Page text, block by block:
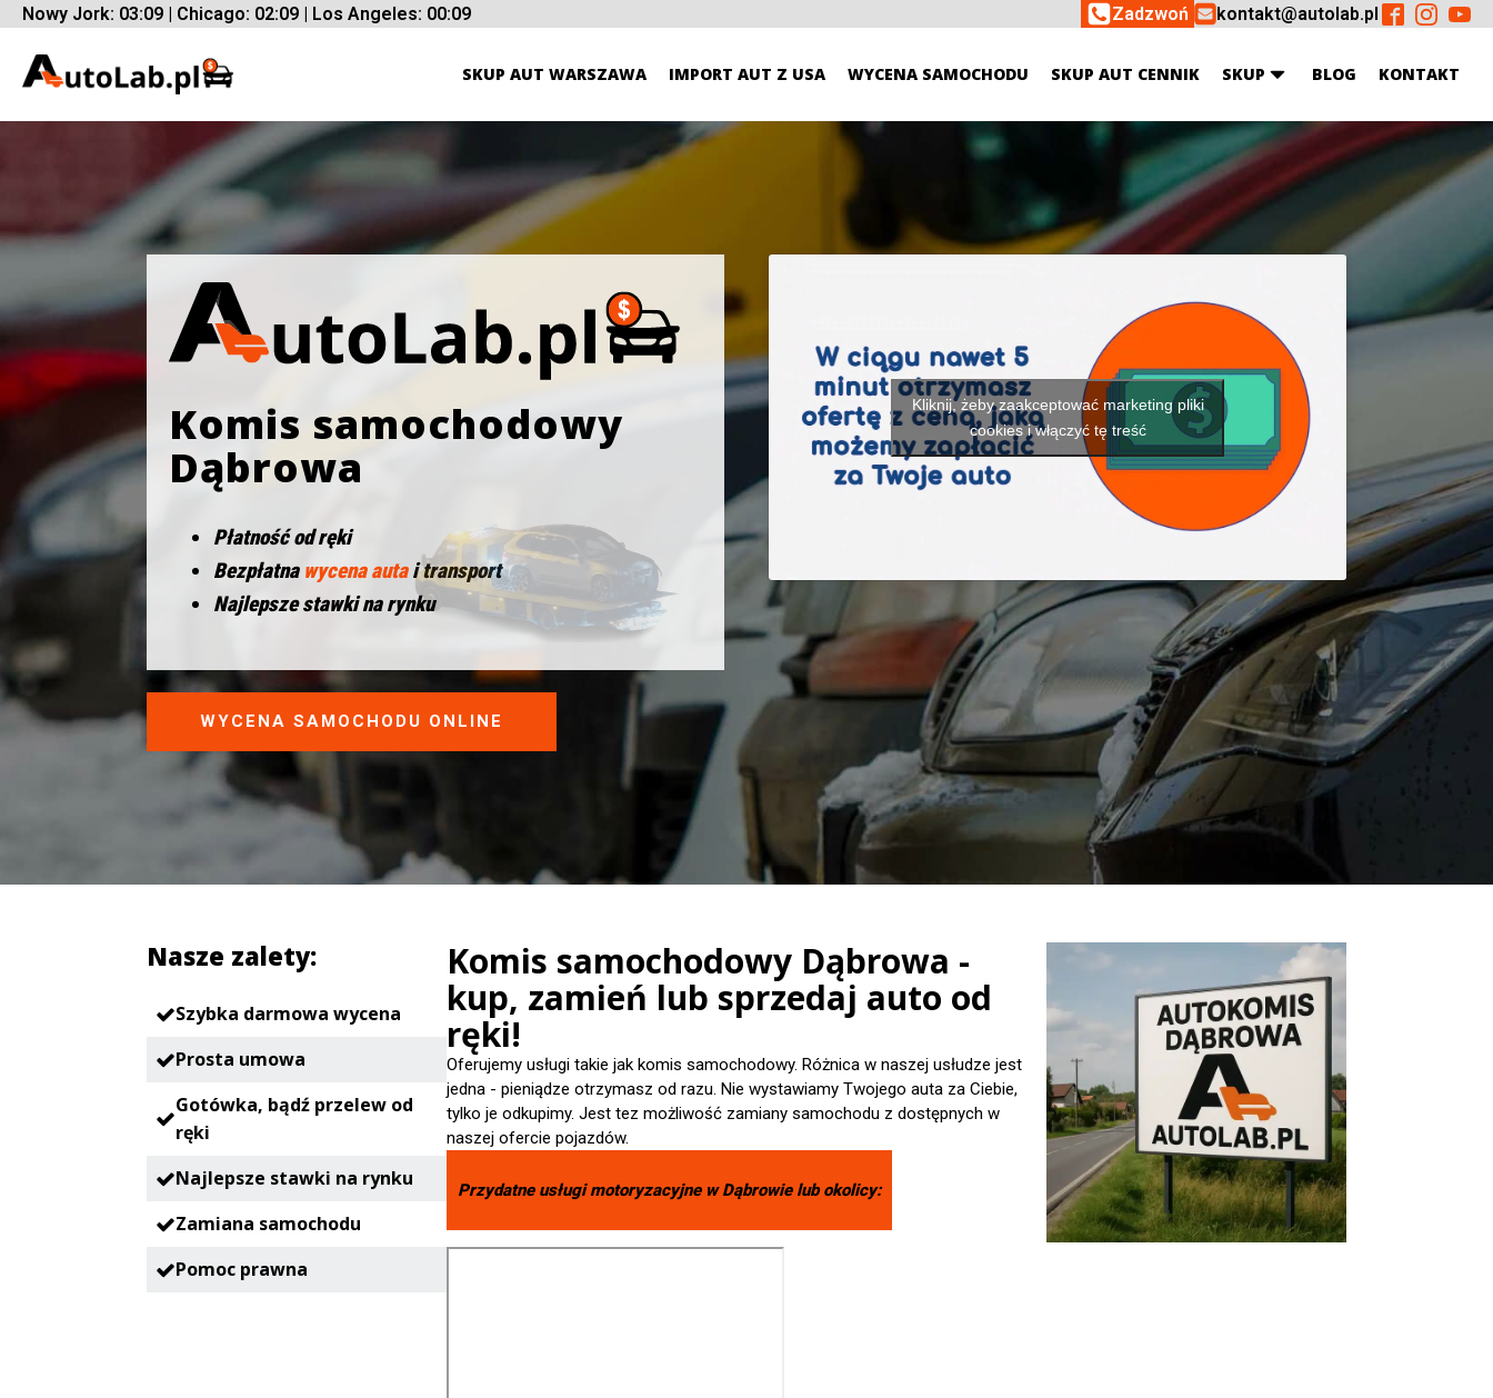
Nowy Jork: 03:09 | Chicago: 02:09 | Los Angeles: 00:09 Zadzwoń kontakt@autolab.pl
SKUP AUT WARSZAWA IMPORT AUT Z USA WYCENA SAMOCHODU SKUP AUT CENNIK SKUP BLOG KONTAKT
Komis samochodowy
Dąbrowa
Płatność od ręki
Bezpłatna wycena autai transport
Najlepsze stawki na rynku
WYCENA SAMOCHODU ONLINE
Kliknij, żeby zaakceptować marketing pliki
cookies i włączyć tę treść
Nasze zalety:
Szybka darmowa wycena
Prosta umowa
Gotówka, bądź przelew od
ręki
Najlepsze stawki na rynku
Zamiana samochodu
Pomoc prawna
Komis samochodowy Dąbrowa -
kup, zamień lub sprzedaj auto od
ręki!
Oferujemy usługi takie jak komis samochodowy. Różnica w naszej usłudze jest
jedna - pieniądze otrzymasz od razu. Nie wystawiamy Twojego auta za Ciebie,
tylko je odkupimy. Jest tez możliwość zamiany samochodu z dostępnych w
naszej ofercie pojazdów.
Przydatne usługi motoryzacyjne wDąbrowielub okolicy: